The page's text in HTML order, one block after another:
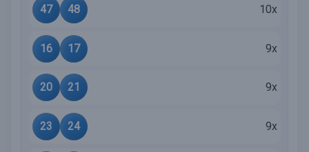
47 48 10x
16 17 9x
20 21 9x
23 24 9x